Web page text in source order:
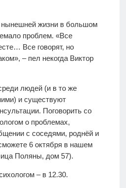
нынешней жизни в большом
проблем. «Все
Все говорят, но
– пел некогда Виктор
людей (и в то же
и существуют
Поговорить со
о проблемах,
с соседями, роднёй и
6 октября в нашем
Поляны, дом 57).
– в 12.30.